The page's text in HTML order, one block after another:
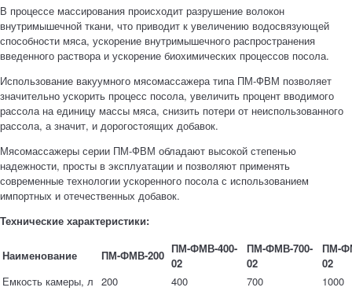
В процессе массирования происходит разрушение волокон
внутримышечной ткани, что приводит к увеличению водосвязующей
способности мяса, ускорение внутримышечного распространения
введенного раствора и ускорение биохимических процессов посола.
Использование вакуумного мясомассажера типа ПМ-ФВМ позволяет
значительно ускорить процесс посола, увеличить процент вводимого
рассола на единицу массы мяса, снизить потери от неиспользованного
рассола, а значит, и дорогостоящих добавок.
Мясомассажеры серии ПМ-ФВМ обладают высокой степенью
надежности, просты в эксплуатации и позволяют применять
современные технологии ускоренного посола с использованием
импортных и отечественных добавок.
Технические характеристики:
Наименование ПМ-ФМВ-200 ПМ-ФМВ-400-
02
ПМ-ФМВ-700-
02
ПМ-
02
Емкость камеры, л 200 400 700
1000